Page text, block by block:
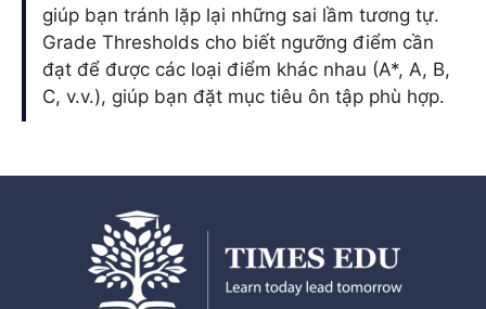
giúp bạn tránh lặp lại những sai lầm tương tự.
Grade Thresholds cho biết ngưỡng điểm cần
đạt để được các loại điểm khác nhau (A*, A, B,
C, v.v.), giúp bạn đặt mục tiêu ôn tập phù hợp.